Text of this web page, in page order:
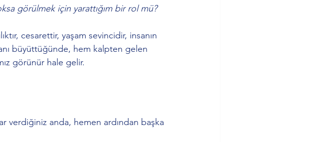
görülmek için yarattığım bir rol mü?
cesarettir, yaşam sevincidir, insanın
büyüttüğünde, hem kalpten gelen
görünür hale gelir.
verdiğiniz anda, hemen ardından başka